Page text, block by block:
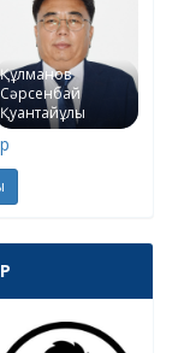
Құлманов
Сәрсенбай
Қуантайұлы